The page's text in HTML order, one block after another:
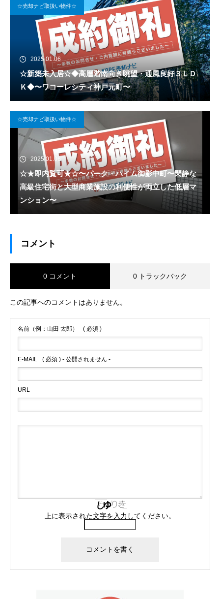
☆売却ナビ取扱い物件☆
2025.01.06
☆新築未入居☆◆高層階南向き眺望・通風良好３ＬＤ
Ｋ◆〜ワコーレシティ神戸元町〜
☆売却ナビ取扱い物件☆
2025.01.06
☆★即内覧可★☆〜パーク・ハイム御影中町〜閑静な
高級住宅街と大型商業施設の利便性が両立した低層マ
ンション〜
コメント
0 コメント 0 トラックバック
この記事へのコメントはありません。
名前（例：山田 太郎） ( 必須 )
E-MAIL ( 必須 ) - 公開されません -
URL
上に表示された文字を入力してください。